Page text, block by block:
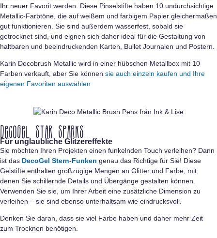
Ihr neuer Favorit werden. Diese Pinselstifte haben 10 undurchsichtige
Metallic-Farbtöne, die auf weißem und farbigem Papier gleichermaßen
gut funktionieren. Sie sind außerdem wasserfest, sobald sie
getrocknet sind, und eignen sich daher ideal für die Gestaltung von
haltbaren und beeindruckenden Karten, Bullet Journalen und Postern.
Karin Decobrush Metallic wird in einer hübschen Metallbox mit 10
Farben verkauft, aber Sie können sie auch einzeln kaufen und Ihre
eigenen Favoriten auswählen
DecoGel Star Sparks
Für unglaubliche Glitzereffekte
Sie möchten Ihren Projekten einen funkelnden Touch verleihen? Dann
ist das DecoGel Stern-Funken genau das Richtige für Sie! Diese
Gelstifte enthalten großzügige Mengen an Glitter und Farbe, mit
denen Sie schillernde Details und Übergänge gestalten können.
Verwenden Sie sie, um Ihrer Arbeit eine zusätzliche Dimension zu
verleihen – sie sind ebenso unterhaltsam wie eindrucksvoll.
Denken Sie daran, dass sie viel Farbe haben und daher mehr Zeit
zum Trocknen benötigen.